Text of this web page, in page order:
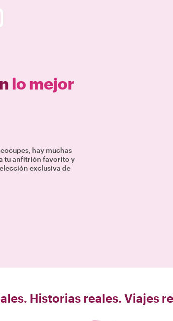
lo mejor
hay muchas
tu anfitrión favorito y
exclusiva de
Historias reales. Viajes